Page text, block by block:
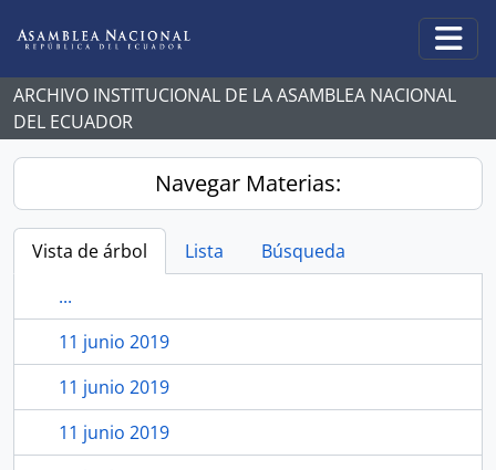
ARCHIVO INSTITUCIONAL DE LA ASAMBLEA NACIONAL
DEL ECUADOR
Navegar Materias:
Vista de árbol Lista
Búsqueda
...
11 junio 2019
11 junio 2019
11 junio 2019